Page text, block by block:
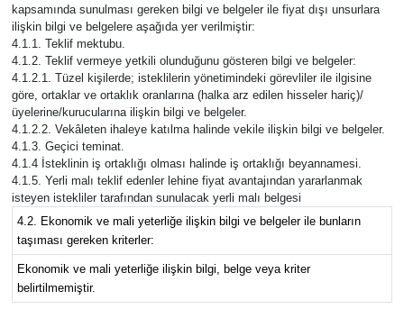
kapsamında sunulması gereken bilgi ve belgeler ile fiyat dışı unsurlara
ilişkin bilgi ve belgelere aşağıda yer verilmiştir:
4.1.1. Teklif mektubu.
4.1.2. Teklif vermeye yetkili olunduğunu gösteren bilgi ve belgeler:
4.1.2.1. Tüzel kişilerde; isteklilerin yönetimindeki görevliler ile ilgisine
göre, ortaklar ve ortaklık oranlarına (halka arz edilen hisseler hariç)/
üyelerine/kurucularına ilişkin bilgi ve belgeler.
4.1.2.2. Vekâleten ihaleye katılma halinde vekile ilişkin bilgi ve belgeler.
4.1.3. Geçici teminat.
4.1.4 İsteklinin iş ortaklığı olması halinde iş ortaklığı beyannamesi.
4.1.5. Yerli malı teklif edenler lehine fiyat avantajından yararlanmak
isteyen istekliler tarafından sunulacak yerli malı belgesi
4.2. Ekonomik ve mali yeterliğe ilişkin bilgi ve belgeler ile bunların
taşıması gereken kriterler:
Ekonomik ve mali yeterliğe ilişkin bilgi, belge veya kriter
belirtilmemiştir.